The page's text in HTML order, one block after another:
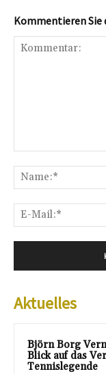
Kommentieren Sie
Aktuelles
Björn Borg
Blick auf das
Tennislegende